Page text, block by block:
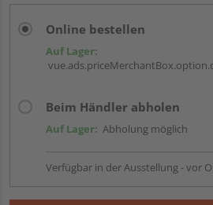
Online bestellen
Auf Lager:
Beim Händler abholen
Auf Lager: Abholung möglich
Verfügbar in der Ausstellung - vor